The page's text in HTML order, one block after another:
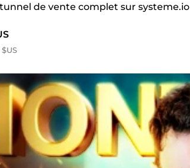
de vente complet sur systeme.io